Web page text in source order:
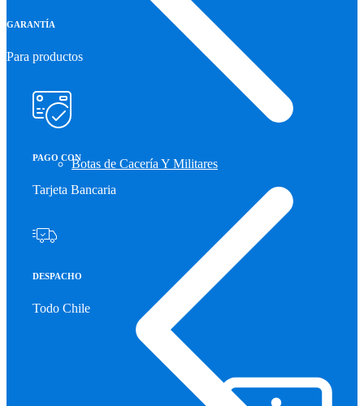
Botas de Cacería Y Militares
GARANTÍA
Para productos
PAGO CON
Tarjeta Bancaria
DESPACHO
Todo Chile